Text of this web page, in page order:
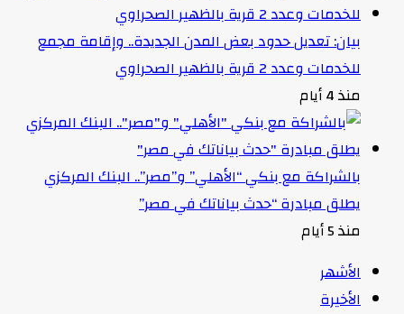
بيان: تعديل حدود بعض المدن الجديدة.. وإقامة مجمع
للخدمات وعدد 2 قرية بالظهير الصحراوي
منذ 4 أيام
بالشراكة مع بنكي “الأهلي” و”مصر”.. البنك المركزي
يطلق مبادرة “حدث بياناتك في مصر”
منذ 5 أيام
الأشهر
الأخيرة